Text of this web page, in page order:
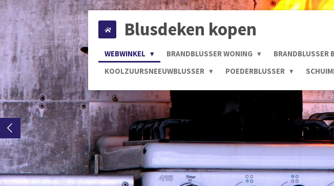
Ga
direct
naar
de
hoofdinhoud
Blusdeken kopen
WEBWINKEL BRANDBLUSSER WONING BRANDBLUSSER
KOOLZUURSNEEUWBLUSSER
POEDERBLUSSER